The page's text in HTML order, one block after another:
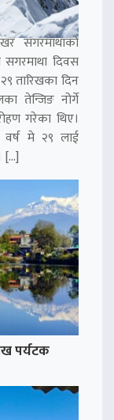
सगरमाथाको
दिवस
तारिखका दिन
तेन्जिङ नोर्गे
गरेका थिए।
वर्ष मे २९ लाई
[…]
पर्यटक